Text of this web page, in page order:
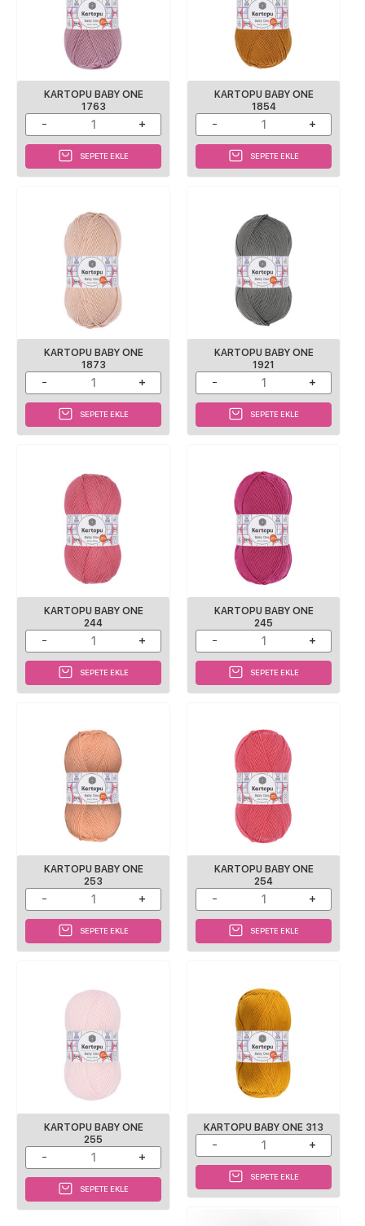
KARTOPU BABY ONE
1763
SEPETE EKLE
KARTOPU BABY ONE
1854
SEPETE EKLE
KARTOPU BABY ONE
1873
SEPETE EKLE
KARTOPU BABY ONE
1921
SEPETE EKLE
KARTOPU BABY ONE
244
SEPETE EKLE
KARTOPU BABY ONE
245
SEPETE EKLE
KARTOPU BABY ONE
253
SEPETE EKLE
KARTOPU BABY ONE
254
SEPETE EKLE
KARTOPU BABY ONE
255
SEPETE EKLE
KARTOPU BABY ONE 313
SEPETE EKLE